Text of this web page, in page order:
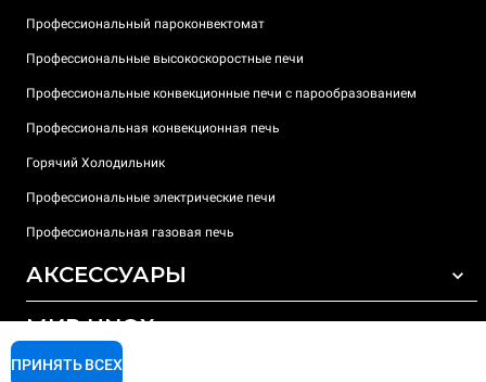
Профессиональный пароконвектомат
Профессиональные высокоскоростные печи
Профессиональные конвекционные печи с парообразованием
Профессиональная конвекционная печь
Горячий Холодильник
Профессиональные электрические печи
Профессиональная газовая печь
АКСЕССУАРЫ
Моющие средства для автоматической мойки
МИР UNOX
ПРИНЯТЬ ВСЕХ